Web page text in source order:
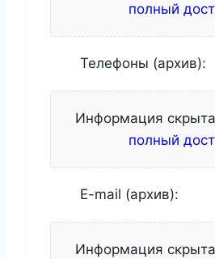
полный
Телефоны (архив):
Информация
полный
E-mail (архив):
Информация